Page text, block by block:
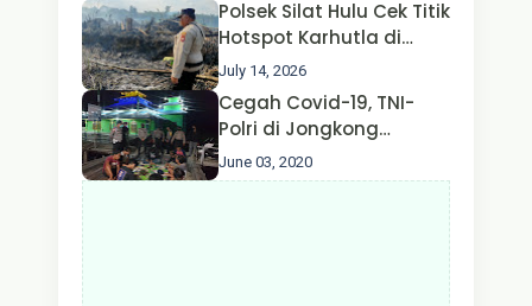
Polsek Silat Hulu Cek Titik
Hotspot Karhutla di
Desa Nanga Dangkan,
Api Ditemukan Sudah
Padam
July 14, 2026
Cegah Covid-19, TNI-
Polri di Jongkong
Himbau Masyarakat
Jangan Kumpul Hinga
June 03, 2020